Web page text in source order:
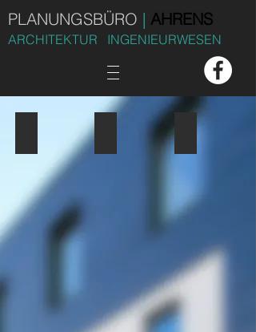
PLANUNGSBÜRO | AHRENS
ARCHITEKTUR INGENIEURWESEN
Block Dachdeckerei, Zimmerei,
Backshop Cronrath
Lang